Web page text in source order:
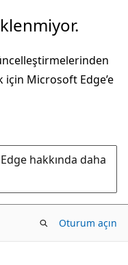
Microsoft Edge’e
hakkında daha
Oturum açın